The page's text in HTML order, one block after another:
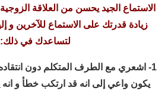
الاستماع الجيد يحسن من العلاقة
زيادة قدرتك على الاستماع للآخرين و
لتساعدك في ذلك:
1- اشعري مع الطرف المتكلم دون
يكون واعي إلى انه قد ارتكب خطأ و